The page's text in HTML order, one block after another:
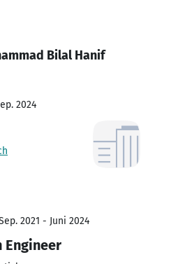
Bilal Hanif
2024
2021 - Juni 2024
Engineer